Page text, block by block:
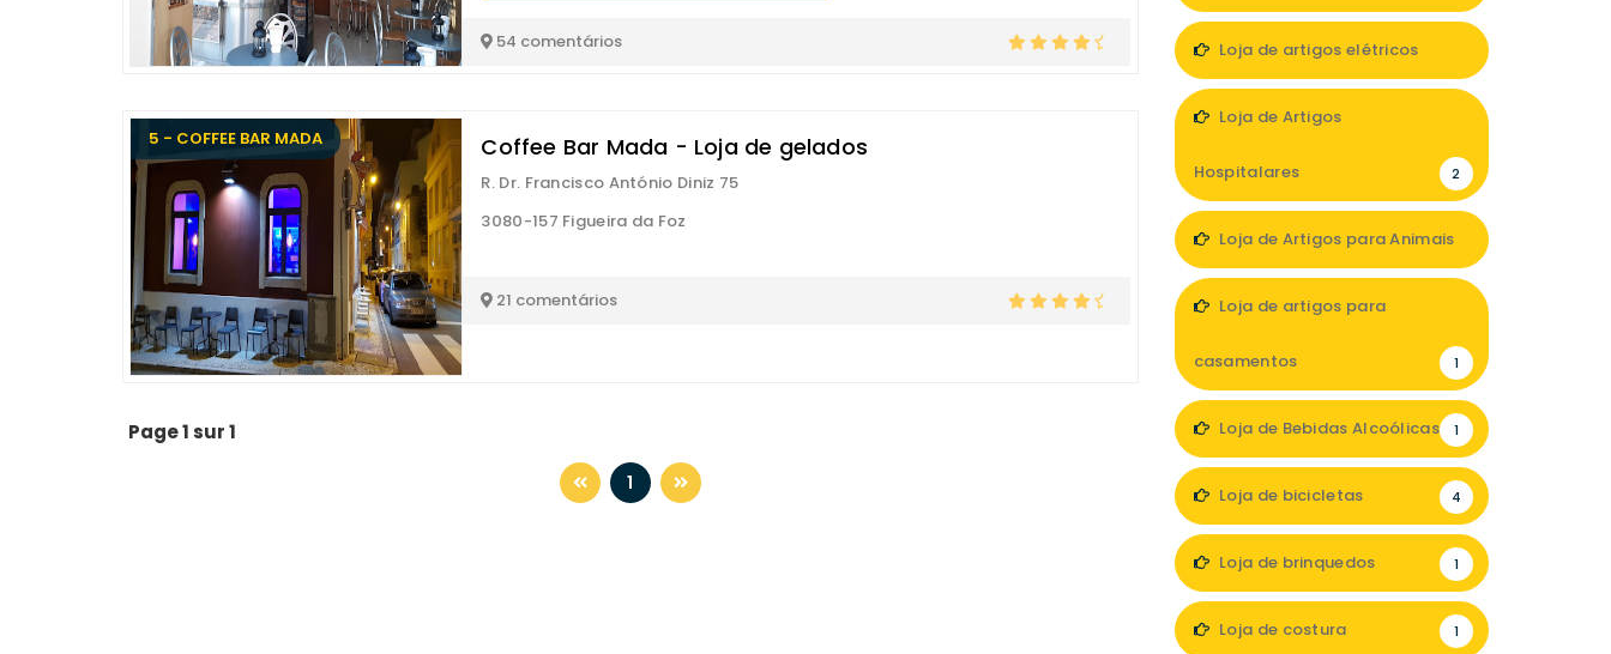
54 comentários
5 - COFFEE BAR MADA Coffee Bar Mada - Loja de gelados
R. Dr. Francisco António Diniz 75
3080-157 Figueira da Foz
21 comentários
Page 1 sur 1
1
Loja de artigos elétricos
Loja de Artigos
Hospitalares 2
Loja de Artigos para Animais
Loja de artigos para
casamentos 1
Loja de Bebidas Alcoólicas 1
Loja de bicicletas 4
Loja de brinquedos 1
Loja de costura 1